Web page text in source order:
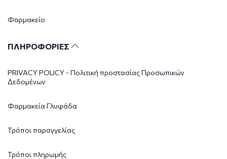
Φαρμακείο
ΠΛΗΡΟΦΟΡΙΕΣ
PRIVACY POLICY - Πολιτική προστασίας Προσωπικών
Δεδομένων
Φαρμακεία Γλυφάδα
Τρόποι παραγγελίας
Τρόποι πληρωμής